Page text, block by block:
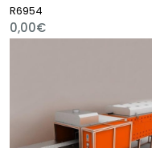
R6954
0,00€